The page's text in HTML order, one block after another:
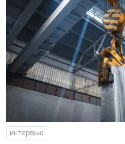
интервью